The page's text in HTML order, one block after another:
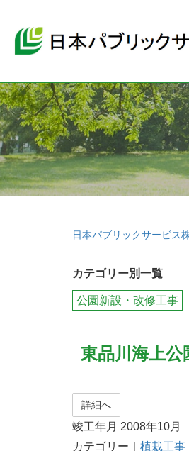
日本パブリックサービス
カテゴリー別一覧
公園新設・改修工事
東品川海上公
詳細へ
竣工年月 2008年10月
カテゴリー｜ 植栽工事